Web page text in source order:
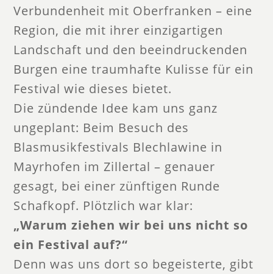
Verbundenheit mit Oberfranken – eine
Region, die mit ihrer einzigartigen
Landschaft und den beeindruckenden
Burgen eine traumhafte Kulisse für ein
Festival wie dieses bietet.
Die zündende Idee kam uns ganz
ungeplant: Beim Besuch des
Blasmusikfestivals Blechlawine in
Mayrhofen im Zillertal – genauer
gesagt, bei einer zünftigen Runde
Schafkopf. Plötzlich war klar:
„Warum ziehen wir bei uns nicht so
ein Festival auf?“
Denn was uns dort so begeisterte, gibt